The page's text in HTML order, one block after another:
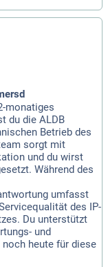
monatiges
du die ALDB
Betrieb des
sorgt mit
und du wirst
Während des
umfasst
des IP-
Du unterstützt
und
heute für diese